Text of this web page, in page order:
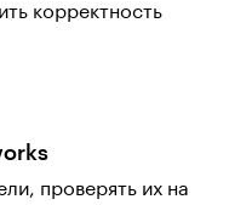
корректность
проверять их на